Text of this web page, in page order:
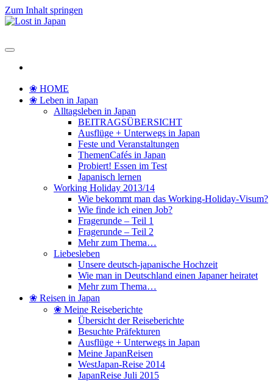
Zum Inhalt springen
❀ HOME
❀ Leben in Japan
Alltagsleben in Japan
BEITRAGSÜBERSICHT
Ausflüge + Unterwegs in Japan
Feste und Veranstaltungen
ThemenCafés in Japan
Probiert! Essen im Test
Japanisch lernen
Working Holiday 2013/14
Wie bekommt man das Working-Holiday-Visum?
Wie finde ich einen Job?
Fragerunde – Teil 1
Fragerunde – Teil 2
Mehr zum Thema…
Liebesleben
Unsere deutsch-japanische Hochzeit
Wie man in Deutschland einen Japaner heiratet
Mehr zum Thema…
❀ Reisen in Japan
❀ Meine Reiseberichte
Übersicht der Reiseberichte
Besuchte Präfekturen
Ausflüge + Unterwegs in Japan
Meine JapanReisen
WestJapan-Reise 2014
JapanReise Juli 2015